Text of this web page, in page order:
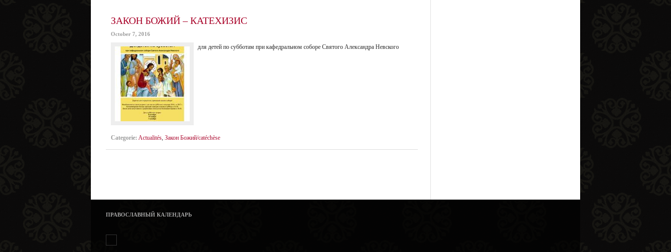
ЗАКОН БОЖИЙ – КАТЕХИЗИС
October 7, 2016
для детей по субботам при кафедральном соборе Святого Александра Невского
Categorie: Actualités, Закон Божий/catéchèse
ПРАВОСЛАВНЫЙ КАЛЕНДАРЬ